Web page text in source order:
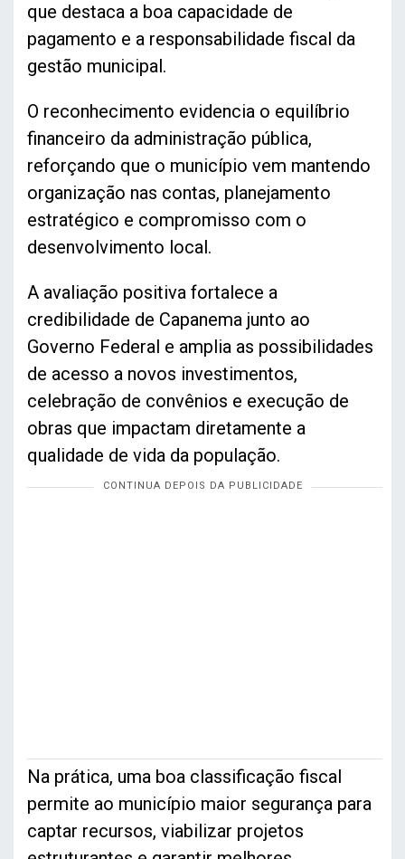
que destaca a boa capacidade de
pagamento e a responsabilidade fiscal da
gestão municipal.
O reconhecimento evidencia o equilíbrio
financeiro da administração pública,
reforçando que o município vem mantendo
organização nas contas, planejamento
estratégico e compromisso com o
desenvolvimento local.
A avaliação positiva fortalece a
credibilidade de Capanema junto ao
Governo Federal e amplia as possibilidades
de acesso a novos investimentos,
celebração de convênios e execução de
obras que impactam diretamente a
qualidade de vida da população.
Na prática, uma boa classificação fiscal
permite ao município maior segurança para
captar recursos, viabilizar projetos